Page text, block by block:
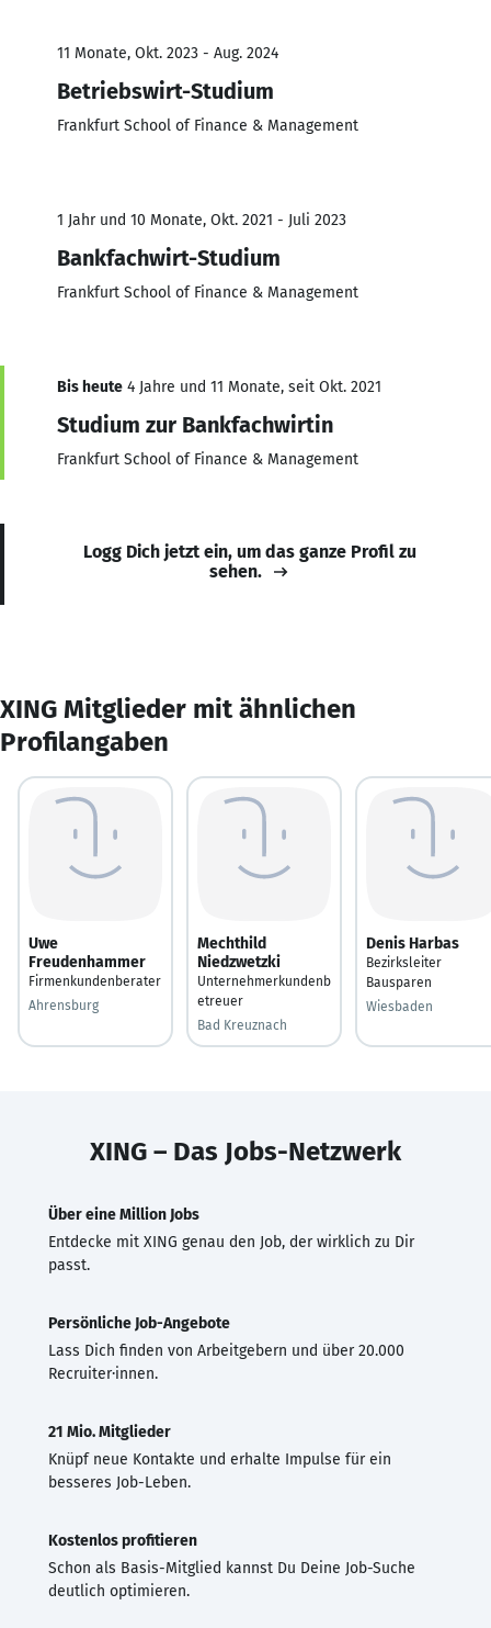
11 Monate, Okt. 2023 - Aug. 2024
Betriebswirt-Studium
Frankfurt School of Finance & Management
1 Jahr und 10 Monate, Okt. 2021 - Juli 2023
Bankfachwirt-Studium
Frankfurt School of Finance & Management
Bis heute 4 Jahre und 11 Monate, seit Okt. 2021
Studium zur Bankfachwirtin
Frankfurt School of Finance & Management
Logg Dich jetzt ein, um das ganze Profil zu
sehen.
XING Mitglieder mit ähnlichen
Profilangaben
Uwe
Freudenhammer
Firmenkundenberater
Ahrensburg
Mechthild
Niedzwetzki
Unternehmerkundenb
etreuer
Bad Kreuznach
Denis Harbas
Bezirksleiter
Bausparen
Wiesbaden
XING – Das Jobs-Netzwerk
Über eine Million Jobs
Entdecke mit XING genau den Job, der wirklich zu Dir
passt.
Persönliche Job-Angebote
Lass Dich finden von Arbeitgebern und über 20.000
Recruiter·innen.
21 Mio. Mitglieder
Knüpf neue Kontakte und erhalte Impulse für ein
besseres Job-Leben.
Kostenlos profitieren
Schon als Basis-Mitglied kannst Du Deine Job-Suche
deutlich optimieren.